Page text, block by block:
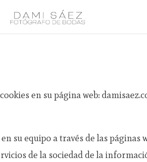
en su página web:
su equipo a través de las
de la sociedad de la